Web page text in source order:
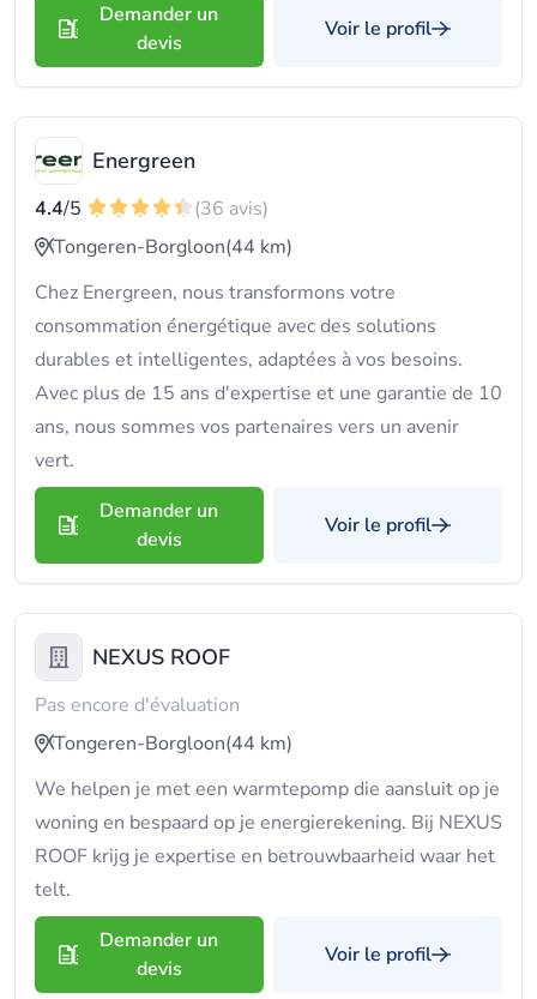
Demander un
devis
Voir le profil
Energreen
4.4/5
(36 avis)
Tongeren-Borgloon(44 km)
Chez Energreen, nous transformons votre
consommation énergétique avec des solutions
durables et intelligentes, adaptées à vos besoins.
Avec plus de 15 ans d'expertise et une garantie de 10
ans, nous sommes vos partenaires vers un avenir
vert.
Demander un
devis
Voir le profil
NEXUS ROOF
Pas encore d'évaluation
Tongeren-Borgloon(44 km)
We helpen je met een warmtepomp die aansluit op je
woning en bespaard op je energierekening. Bij NEXUS
ROOF krijg je expertise en betrouwbaarheid waar het
telt.
Demander un
devis
Voir le profil